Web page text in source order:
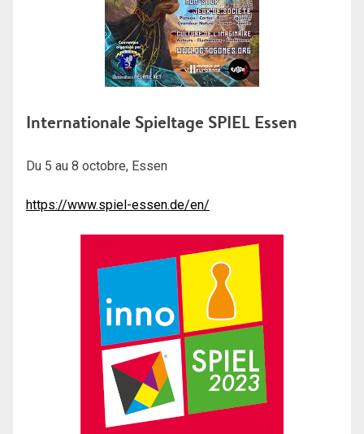
Internationale Spieltage SPIEL Essen
Du 5 au 8 octobre, Essen
https://www.spiel-essen.de/en/